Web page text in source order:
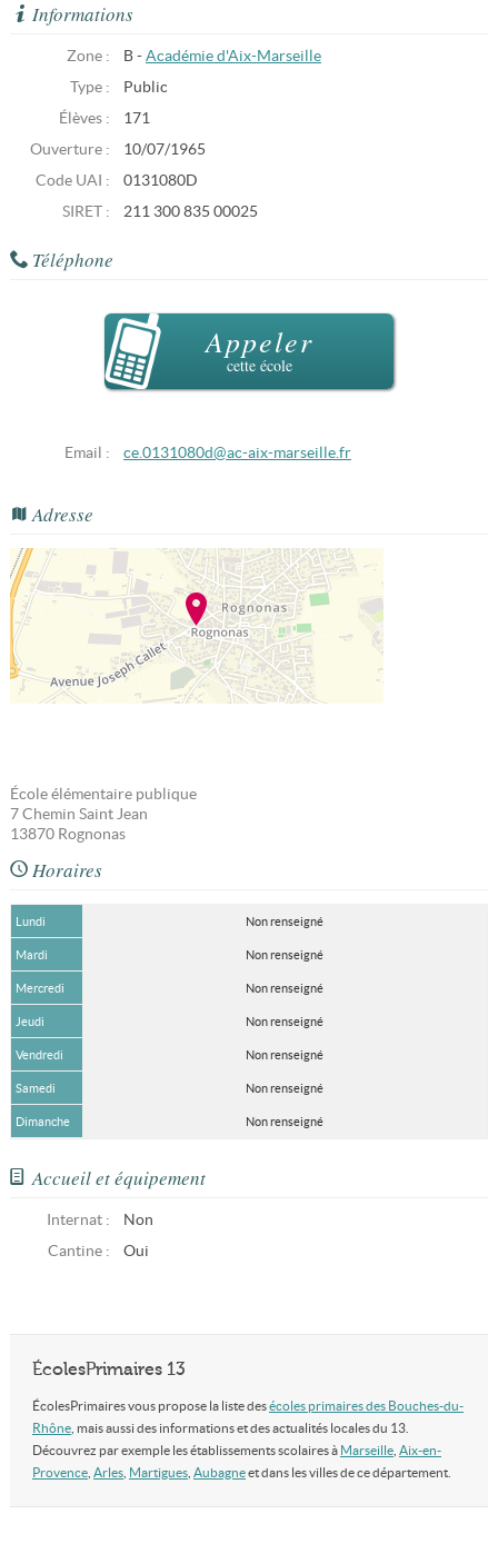
Informations
Zone : B - Académie d'Aix-Marseille
Type :
Public
Élèves :
171
Ouverture :
10/07/1965
Code UAI :
0131080D
SIRET :
211 300 835 00025
Téléphone
Appeler
cette école
Email : ce.0131080d@ac-aix-marseille.fr
Adresse
École élémentaire publique
7 Chemin Saint Jean
13870 Rognonas
Horaires
Lundi Non renseigné
Mardi Non renseigné
Mercredi Non renseigné
Jeudi Non renseigné
Vendredi Non renseigné
Samedi Non renseigné
Dimanche Non renseigné
Accueil et équipement
Internat :
Non
Cantine :
Oui
ÉcolesPrimaires 13
ÉcolesPrimaires vous propose la liste desécoles primaires des Bouches-du-
Rhône, mais aussi des informations et des actualités locales du 13.
Découvrez par exemple les établissements scolaires à Marseille, Aix-en-
Provence, Arles, Martigues, Aubagneet dans les villes de ce département.